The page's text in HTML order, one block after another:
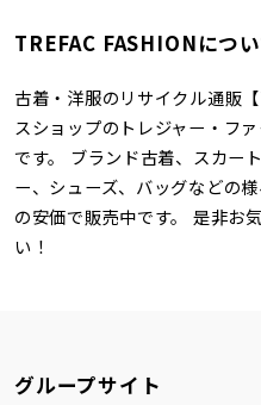
TREFAC FASHIONにつ
古着・洋服のリサイクル通販
スショップのトレジャー・フ
です。 ブランド古着、スカー
ー、シューズ、バッグなどの
の安価で販売中です。 是非お
い！
グループサイト